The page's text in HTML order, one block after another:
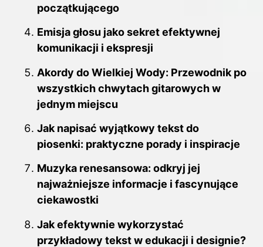
początkującego
Emisja głosu jako sekret efektywnej
komunikacji i ekspresji
Akordy do Wielkiej Wody: Przewodnik po
wszystkich chwytach gitarowych w
jednym miejscu
Jak napisać wyjątkowy tekst do
piosenki: praktyczne porady i inspiracje
Muzyka renesansowa: odkryj jej
najważniejsze informacje i fascynujące
ciekawostki
Jak efektywnie wykorzystać
przykładowy tekst w edukacji i designie?